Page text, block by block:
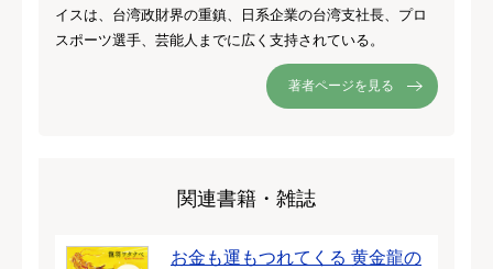
イスは、台湾政財界の重鎮、日系企業の台湾支社長、プロ
スポーツ選手、芸能人までに広く支持されている。
著者ページを見る
関連書籍・雑誌
お金も運もつれてくる 黄金龍の